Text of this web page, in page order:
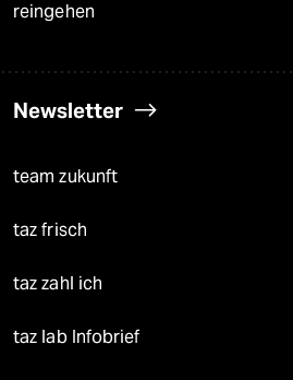
reingehen
Newsletter
team zukunft
taz frisch
taz zahl ich
taz lab Infobrief